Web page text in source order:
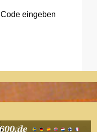
Code eingeben